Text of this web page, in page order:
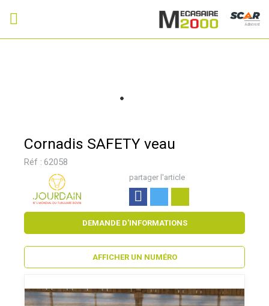
Adhérent
Cornadis SAFETY veau
Réf : 62058
partager l'article
DEMANDE D'INFORMATIONS
AFFICHER UN NUMÉRO